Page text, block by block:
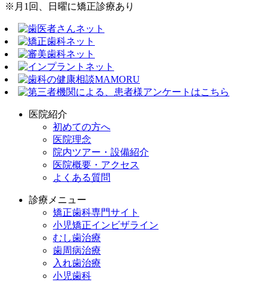
※月1回、日曜に矯正診療あり
医院紹介
初めての方へ
医院理念
院内ツアー・設備紹介
医院概要・アクセス
よくある質問
診療メニュー
矯正歯科専門サイト
小児矯正インビザライン
むし歯治療
歯周病治療
入れ歯治療
小児歯科